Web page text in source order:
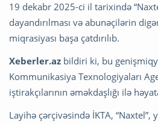
19 dekabr 2025-ci il tarixində
dayandırılması və abunəçilərin
miqrasiyası başa çatdırılıb.
Xeberler.az bildiri ki, bu
Kommunikasiya Texnologiyaları
iştirakçılarının əməkdaşlığı ilə
Layihə çərçivəsində İKTA,